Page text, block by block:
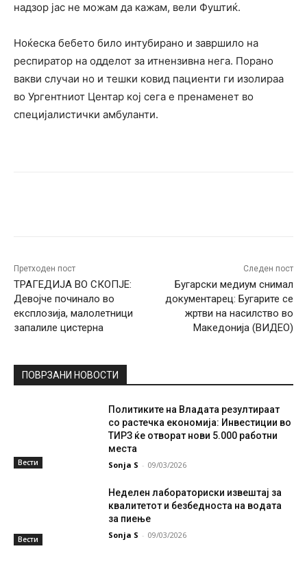
надзор јас не можам да кажам, вели Фуштиќ.
Ноќеска бебето било интубирано и завршило на
респиратор на одделот за итнензивна нега. Порано
вакви случаи но и тешки ковид пациенти ги изолираа
во Ургентниот Центар кој сега е пренаменет во
специјалистички амбуланти.
Претходен пост
ТРАГЕДИЈА ВО СКОПЈЕ:
Девојче починало во
експлозија, малолетници
запалиле цистерна
Следен пост
Бугарски медиум снимал
документарец: Бугарите се
жртви на насилство во
Македонија (ВИДЕО)
ПОВРЗАНИ НОВОСТИ
Вести
Политиките на Владата резултираат
со растечка економија: Инвестиции во
ТИРЗ ќе отворат нови 5.000 работни
места
Sonja S - 09/03/2026
Вести
Неделен лабораториски извештај за
квалитетот и безбедноста на водата
за пиење
Sonja S - 09/03/2026